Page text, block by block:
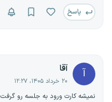
پاسخ
آ آقا
۲۰ خرداد ۱۴۰۵، ۱۲:۲۷
نمیشه کارت ورود به جلسه رو گرفت